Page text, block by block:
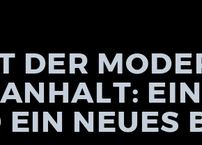
DER
NEUES